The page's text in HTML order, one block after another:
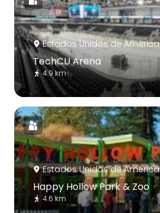
Estados Unidos de América
TechCU Arena
4.9 km
Estados Unidos de América
Happy Hollow Park & Zoo
4.6 km